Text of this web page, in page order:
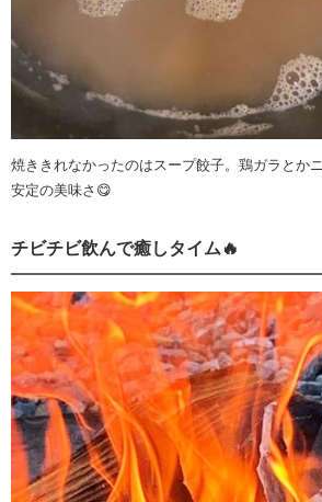
焼ききれなかったのはスープ餃子。鶏ガラとか
安定の美味さ😋
チビチビ飲んで癒しタイム🔥